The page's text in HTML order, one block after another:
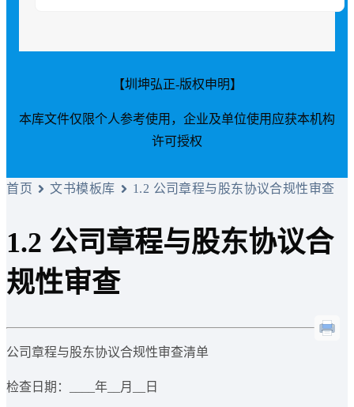
【圳坤弘正-版权申明】
本库文件仅限个人参考使用，企业及单位使用应获本机构
许可授权
首页 文书模板库 1.2 公司章程与股东协议合规性审查
1.2 公司章程与股东协议合
规性审查
公司章程与股东协议合规性审查清单
检查日期：____年__月__日